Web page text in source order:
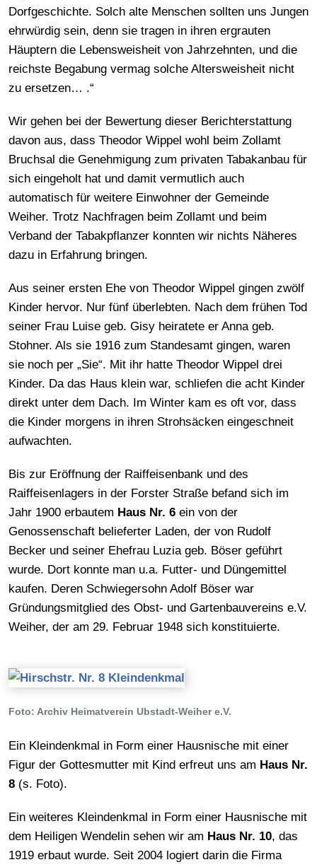
Dorfgeschichte. Solch alte Menschen sollten uns Jungen
ehrwürdig sein, denn sie tragen in ihren ergrauten
Häuptern die Lebensweisheit von Jahrzehnten, und die
reichste Begabung vermag solche Altersweisheit nicht
zu ersetzen… .“
Wir gehen bei der Bewertung dieser Berichterstattung
davon aus, dass Theodor Wippel wohl beim Zollamt
Bruchsal die Genehmigung zum privaten Tabakanbau für
sich eingeholt hat und damit vermutlich auch
automatisch für weitere Einwohner der Gemeinde
Weiher. Trotz Nachfragen beim Zollamt und beim
Verband der Tabakpflanzer konnten wir nichts Näheres
dazu in Erfahrung bringen.
Aus seiner ersten Ehe von Theodor Wippel gingen zwölf
Kinder hervor. Nur fünf überlebten. Nach dem frühen Tod
seiner Frau Luise geb. Gisy heiratete er Anna geb.
Stohner. Als sie 1916 zum Standesamt gingen, waren
sie noch per „Sie“. Mit ihr hatte Theodor Wippel drei
Kinder. Da das Haus klein war, schliefen die acht Kinder
direkt unter dem Dach. Im Winter kam es oft vor, dass
die Kinder morgens in ihren Strohsäcken eingeschneit
aufwachten.
Bis zur Eröffnung der Raiffeisenbank und des
Raiffeisenlagers in der Forster Straße befand sich im
Jahr 1900 erbautem Haus Nr. 6 ein von der
Genossenschaft belieferter Laden, der von Rudolf
Becker und seiner Ehefrau Luzia geb. Böser geführt
wurde. Dort konnte man u.a. Futter- und Düngemittel
kaufen. Deren Schwiegersohn Adolf Böser war
Gründungsmitglied des Obst- und Gartenbauvereins e.V.
Weiher, der am 29. Februar 1948 sich konstituierte.
Foto: Archiv Heimatverein Ubstadt-Weiher e.V.
Ein Kleindenkmal in Form einer Hausnische mit einer
Figur der Gottesmutter mit Kind erfreut uns am Haus Nr.
8 (s. Foto).
Ein weiteres Kleindenkmal in Form einer Hausnische mit
dem Heiligen Wendelin sehen wir am Haus Nr. 10, das
1919 erbaut wurde. Seit 2004 logiert darin die Firma